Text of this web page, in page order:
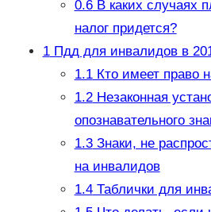
0.6В каких случаях
налог придется?
1Пдд для инвалидов в
1.1Кто имеет право
1.2Незаконная
опознавательного
1.3Знаки, не
на инвалидов
1.4Таблички для